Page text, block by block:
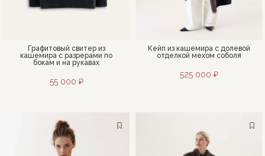
Графитовый свитер из
кашемира с разрерами по
бокам и на рукавах
55 000 ₽
Кейп из кашемира с долевой
отделкой мехом соболя
525 000 ₽